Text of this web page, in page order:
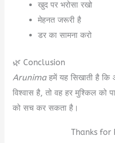
खुद पर भरोसा रखो
मेहनत जरूरी है
डर का सामना करो
🌿 Conclusion
Arunimaहमें यह सिखाती है कि
विश्वास है, तो वह हर मुश्किल
को सच कर सकता है।
Thanks for